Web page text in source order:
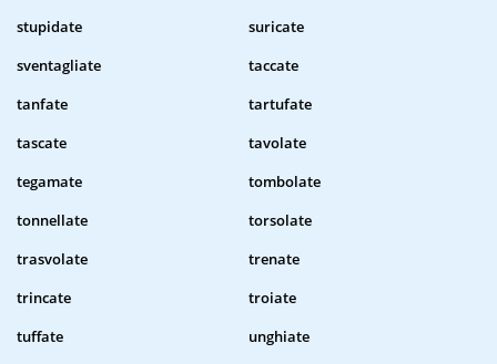
stupidate
suricate
sventagliate
taccate
tanfate
tartufate
tascate
tavolate
tegamate
tombolate
tonnellate
torsolate
trasvolate
trenate
trincate
troiate
tuffate
unghiate